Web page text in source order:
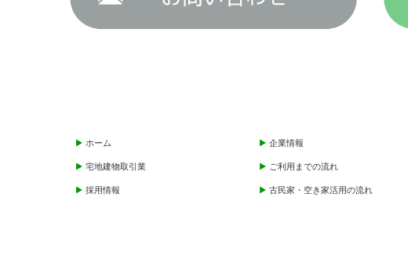
ホーム 企業情報
宅地建物取引業 ご利用までの流れ
採用情報 古民家・空き家活用の流れ